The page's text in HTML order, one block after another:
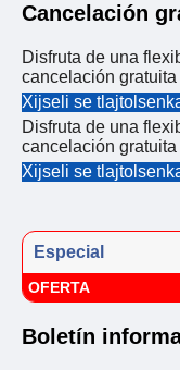
Cancelación
Disfruta de una
cancelación
Xijseli se
Disfruta de una
cancelación
Xijseli se
Especial
OFERTA
Boletín